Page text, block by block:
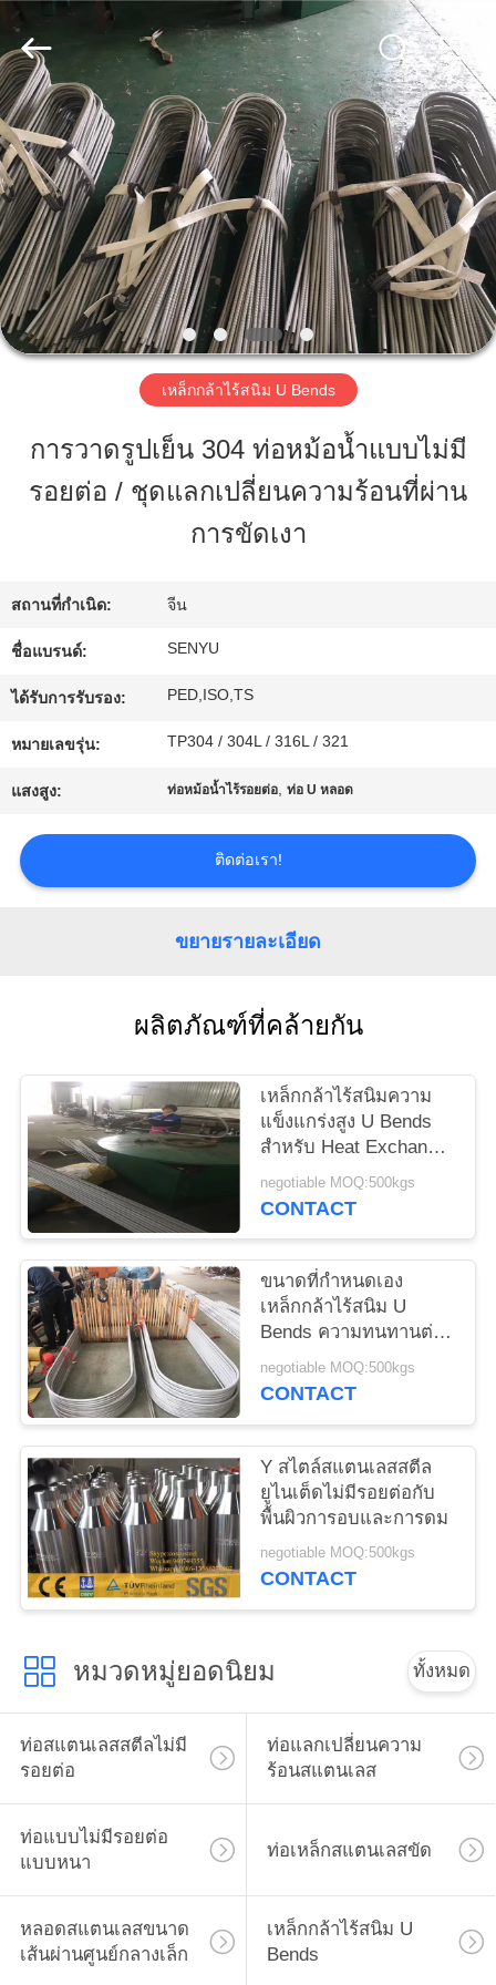
บ้าน
ผลิตภัณฑ์
เกี่ยว
กับ
ทัวร์
ควบคุม
คุณภาพ
ติดต่อ
เรา
ข่าว
เสนอ
ราคา
แผนผัง
เว็บไซต์
PRIVACY
POLICY
ผลิต.
Copyright
©
2018
-
2025
Zhejiang
Senyu
Stainless
Steel
Co.,
Ltd.
All
Rights
Reserved.
Developed
by
ECER
เหล็กกล้าไร้สนิม U Bends
การวาดรูปเย็น 304 ท่อหม้อน้ำแบบไม่มี
รอยต่อ / ชุดแลกเปลี่ยนความร้อนที่ผ่าน
การขัดเงา
สถานที่กำเนิด: จีน
ชื่อแบรนด์: SENYU
ได้รับการรับรอง: PED,ISO,TS
หมายเลขรุ่น: TP304 / 304L / 316L / 321
แสงสูง: ท่อหม้อน้ำไร้รอยต่อ,ท่อ U หลอด
ติดต่อเรา!
ขยายรายละเอียด
ผลิตภัณฑ์ที่คล้ายกัน
เหล็กกล้าไร้สนิมความ
แข็งแกร่งสูง U Bends
สำหรับ Heat Exchanger
TP304 / 316L ASTM
A213
negotiable MOQ:500kgs
CONTACT
ขนาดที่กำหนดเอง
เหล็กกล้าไร้สนิม U
Bends ความทนทานต่อ
อุณหภูมิสูง 1/8 '' - 12 ''
negotiable MOQ:500kgs
CONTACT
Y สไตล์สแตนเลสสตีล
ยูไนเต็ดไม่มีรอยต่อกับ
พื้นผิวการอบและการดม
negotiable MOQ:500kgs
CONTACT
หมวดหมู่ยอดนิยม ทั้งหมด
ท่อสแตนเลสสตีลไม่มี
รอยต่อ
ท่อแลกเปลี่ยนความ
ร้อนสแตนเลส
ท่อแบบไม่มีรอยต่อ
แบบหนา
ท่อเหล็กสแตนเลสขัด
หลอดสแตนเลสขนาด
เส้นผ่านศูนย์กลางเล็ก
เหล็กกล้าไร้สนิม U
Bends